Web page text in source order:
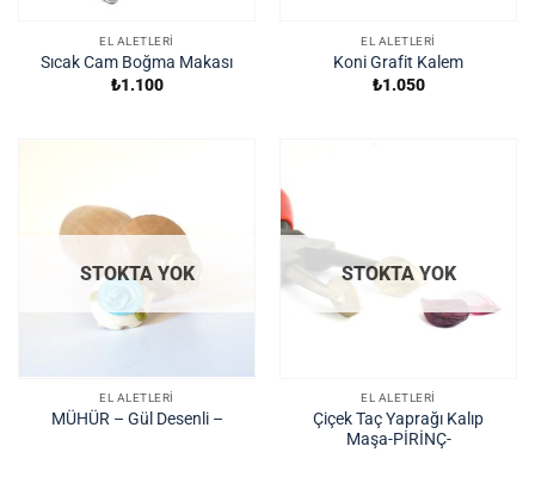
EL ALETLERI
Sıcak Cam Boğma Makası
₺1.100
EL ALETLERI
Koni Grafit Kalem
₺1.050
STOKTA YOK
EL ALETLERI
MÜHÜR – Gül Desenli –
STOKTA YOK
EL ALETLERI
Çiçek Taç Yaprağı Kalıp
Maşa-PİRİNÇ-